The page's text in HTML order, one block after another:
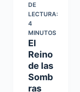
DE
LECTURA:
4
MINUTOS
El
Reino
de las
Somb
ras